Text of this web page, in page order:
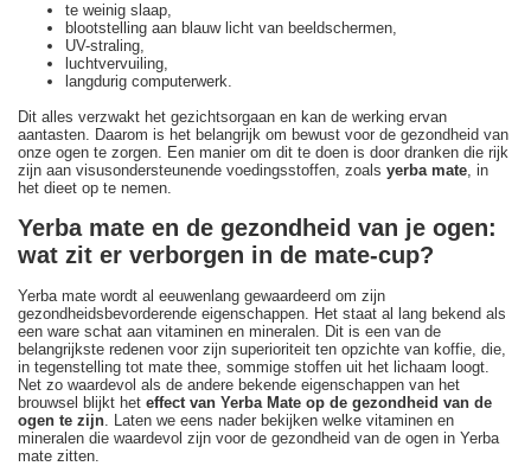
te weinig slaap,
blootstelling aan blauw licht van beeldschermen,
UV-straling,
luchtvervuiling,
langdurig computerwerk.
Dit alles verzwakt het gezichtsorgaan en kan de werking ervan
aantasten. Daarom is het belangrijk om bewust voor de gezondheid van
onze ogen te zorgen. Een manier om dit te doen is door dranken die rijk
zijn aan visusondersteunende voedingsstoffen, zoals yerba mate, in
het dieet op te nemen.
Yerba mate en de gezondheid van je ogen:
wat zit er verborgen in de mate-cup?
Yerba mate wordt al eeuwenlang gewaardeerd om zijn
gezondheidsbevorderende eigenschappen. Het staat al lang bekend als
een ware schat aan vitaminen en mineralen. Dit is een van de
belangrijkste redenen voor zijn superioriteit ten opzichte van koffie, die,
in tegenstelling tot mate thee, sommige stoffen uit het lichaam loogt.
Net zo waardevol als de andere bekende eigenschappen van het
brouwsel blijkt het effect van Yerba Mate op de gezondheid van de
ogen te zijn. Laten we eens nader bekijken welke vitaminen en
mineralen die waardevol zijn voor de gezondheid van de ogen in Yerba
mate zitten.